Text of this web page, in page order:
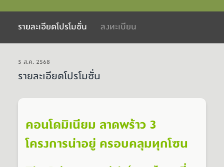
รายละเอียดโปรโมชั่น ลงทะเบียน
5 ส.ค. 2568
รายละเอียดโปรโมชั่น
คอนโดมิเนียม ลาดพร้าว 3
โครงการน่าอยู่ ครอบคลุมทุกโซน